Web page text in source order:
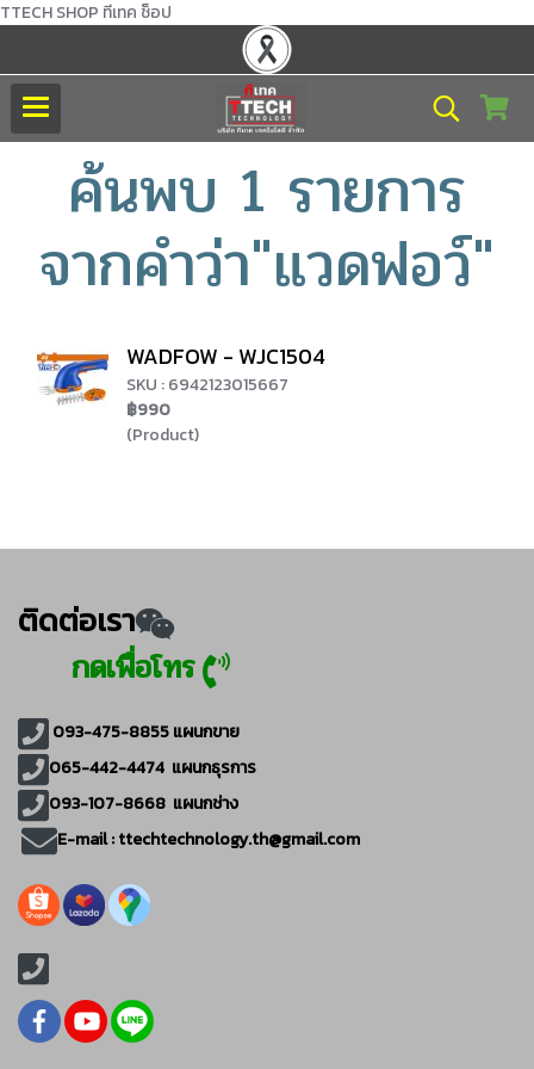
TTECH SHOP ทีเทค ช็อป
ค้นพบ 1 รายการ
จากคำว่า"แวดฟอว์"
WADFOW - WJC1504
SKU : 6942123015667
฿990
(Product)
ติดต่อเรา
กดเพื่อโทร
093-475-8855แผนกขาย
065-442-4474 แผนกธุรการ
093-107-8668 แผนกช่าง
E-mail :ttechtechnology.th@gmail.com